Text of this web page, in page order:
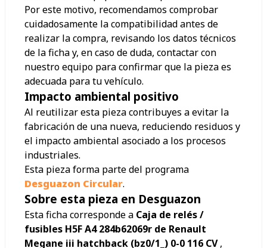
Por este motivo, recomendamos comprobar
cuidadosamente la compatibilidad antes de
realizar la compra, revisando los datos técnicos
de la ficha y, en caso de duda, contactar con
nuestro equipo para confirmar que la pieza es
adecuada para tu vehículo.
Impacto ambiental positivo
Al reutilizar esta pieza contribuyes a evitar la
fabricación de una nueva, reduciendo residuos y
el impacto ambiental asociado a los procesos
industriales.
Esta pieza forma parte del programa
Desguazon Circular.
Sobre esta pieza en Desguazon
Esta ficha corresponde a Caja de relés /
fusibles H5F A4 284b62069r de Renault
Megane iii hatchback (bz0/1_) 0-0 116 CV,